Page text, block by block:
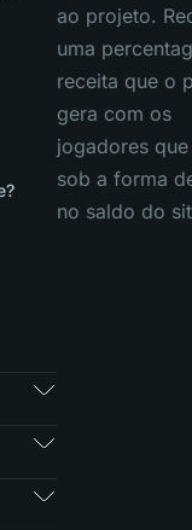
ao projeto.
uma
receita que o
gera com os
jogadores
sob a forma
no saldo do